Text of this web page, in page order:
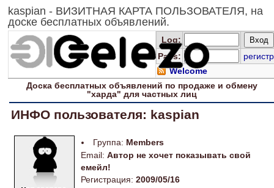
kaspian - ВИЗИТНАЯ КАРТА ПОЛЬЗОВАТЕЛЯ, на
доске бесплатных объявлений.
Log:
Pass:
регистр
Welcome
Доскабесплатных объявлений по продаже и обмену
"харда" длячастных лиц
ИНФО пользователя: kaspian
Группа: Members
Email: Автор не хочет показывать свой
емейл!
Регистрация: 2009/05/16